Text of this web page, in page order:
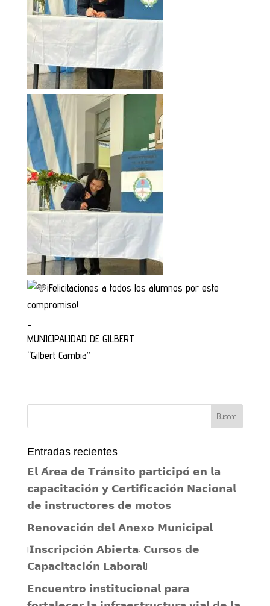
¡Felicitaciones a todos los alumnos por este
compromiso!
MUNICIPALIDAD DE GILBERT
“Gilbert Cambia”
Entradas recientes
𝗘𝗹 𝗔́𝗿𝗲𝗮 𝗱𝗲 𝗧𝗿𝗮́𝗻𝘀𝗶𝘁𝗼 𝗽𝗮𝗿𝘁𝗶𝗰𝗶𝗽𝗼́ 𝗲𝗻 𝗹𝗮
𝗰𝗮𝗽𝗮𝗰𝗶𝘁𝗮𝗰𝗶𝗼́𝗻 𝘆 𝗖𝗲𝗿𝘁𝗶𝗳𝗶𝗰𝗮𝗰𝗶𝗼́𝗻 𝗡𝗮𝗰𝗶𝗼𝗻𝗮𝗹
𝗱𝗲 𝗶𝗻𝘀𝘁𝗿𝘂𝗰𝘁𝗼𝗿𝗲𝘀 𝗱𝗲 𝗺𝗼𝘁𝗼𝘀
𝗥𝗲𝗻𝗼𝘃𝗮𝗰𝗶𝗼́𝗻 𝗱𝗲𝗹 𝗔𝗻𝗲𝘅𝗼 𝗠𝘂𝗻𝗶𝗰𝗶𝗽𝗮𝗹
¡𝗜𝗻𝘀𝗰𝗿𝗶𝗽𝗰𝗶𝗼́𝗻 𝗔𝗯𝗶𝗲𝗿𝘁𝗮: 𝗖𝘂𝗿𝘀𝗼𝘀 𝗱𝗲
𝗖𝗮𝗽𝗮𝗰𝗶𝘁𝗮𝗰𝗶𝗼́𝗻 𝗟𝗮𝗯𝗼𝗿𝗮𝗹!
𝗘𝗻𝗰𝘂𝗲𝗻𝘁𝗿𝗼 𝗶𝗻𝘀𝘁𝗶𝘁𝘂𝗰𝗶𝗼𝗻𝗮𝗹 𝗽𝗮𝗿𝗮